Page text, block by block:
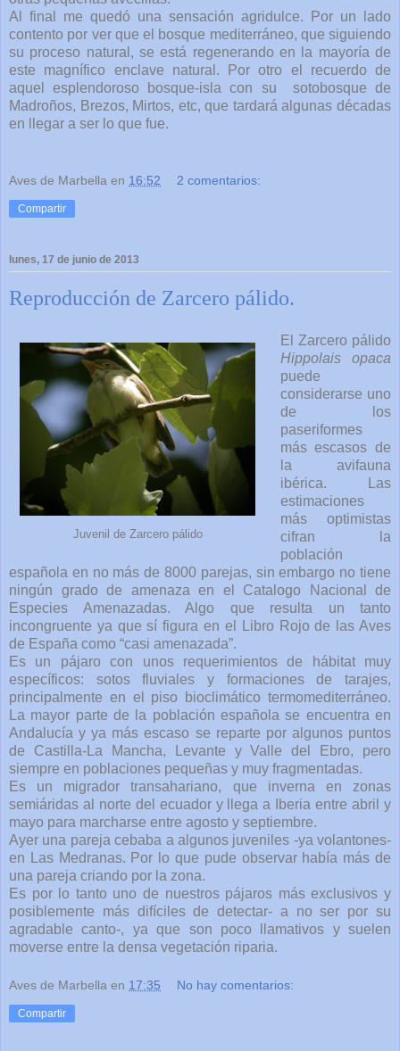
Al final me quedó una sensación agridulce. Por un lado
contento por ver que el bosque mediterráneo, que siguiendo
su proceso natural, se está regenerando en la mayoría de
este magnífico enclave natural. Por otro el recuerdo de
aquel esplendoroso bosque-isla con su sotobosque de
Madroños, Brezos, Mirtos, etc, que tardará algunas décadas
en llegar a ser lo que fue.
Aves de Marbella en 16:52 2 comentarios:
Compartir
lunes, 17 de junio de 2013
Reproducción de Zarcero pálido.
Juvenil de Zarcero pálido
El Zarcero pálido
Hippolais opaca
puede
considerarse uno
de los
paseriformes
más escasos de
la avifauna
ibérica. Las
estimaciones
más optimistas
cifran la
población
española en no más de 8000 parejas, sin embargo no tiene
ningún grado de amenaza en el Catalogo Nacional de
Especies Amenazadas. Algo que resulta un tanto
incongruente ya que sí figura en el Libro Rojo de las Aves
de España como “casi amenazada”.
Es un pájaro con unos requerimientos de hábitat muy
específicos: sotos fluviales y formaciones de tarajes,
principalmente en el piso bioclimático termomediterráneo.
La mayor parte de la población española se encuentra en
Andalucía y ya más escaso se reparte por algunos puntos
de Castilla-La Mancha, Levante y Valle del Ebro, pero
siempre en poblaciones pequeñas y muy fragmentadas.
Es un migrador transahariano, que inverna en zonas
semiáridas al norte del ecuador y llega a Iberia entre abril y
mayo para marcharse entre agosto y septiembre.
Ayer una pareja cebaba a algunos juveniles -ya volantones-
en Las Medranas. Por lo que pude observar había más de
una pareja criando por la zona.
Es por lo tanto uno de nuestros pájaros más exclusivos y
posiblemente más difíciles de detectar- a no ser por su
agradable canto-, ya que son poco llamativos y suelen
moverse entre la densa vegetación riparia.
Aves de Marbella en 17:35 No hay comentarios:
Compartir